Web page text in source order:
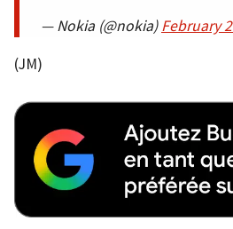
— Nokia (@nokia)February
(JM)